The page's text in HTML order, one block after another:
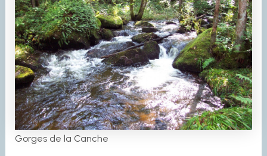
Gorges de la Canche